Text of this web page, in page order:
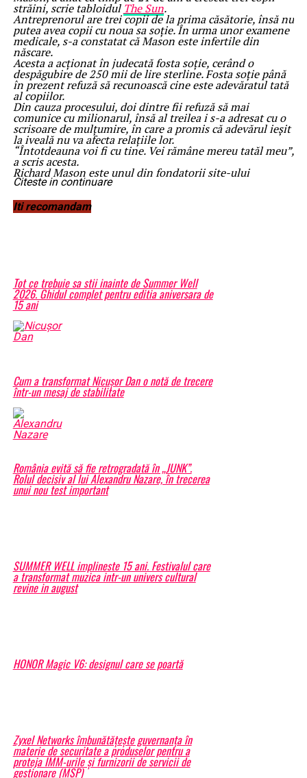
străini, scrie tabloidul The Sun.
Antreprenorul are trei copii de la prima căsătorie, însă nu
putea avea copii cu noua sa soție. În urma unor examene
medicale, s-a constatat că Mason este infertile din
născare.
Acesta a acționat în judecată fosta soție, cerând o
despăgubire de 250 mii de lire sterline. Fosta soție până
în prezent refuză să recunoască cine este adevăratul tată
al copiilor.
Din cauza procesului, doi dintre fii refuză să mai
comunice cu milionarul, însă al treilea i s-a adresat cu o
scrisoare de mulțumire, în care a promis că adevărul ieșit
la iveală nu va afecta relațiile lor.
“Întotdeauna voi fi cu tine. Vei rămâne mereu tatăl meu”,
a scris acesta.
Richard Mason este unul din fondatorii site-ului
MoneySupermarket.com, specializat pe compararea
se ridică la o valoare de 10 milioane de lire sterline.
BrailaMEA.ro
| BrailaMEA
Nu ratati
Partidul lui Le Pen cere alegeri parlamentare anticipate |
BrailaMEA
Citeste in continuare
Iti recomandam
Tot ce trebuie sa stii inainte de Summer Well
2026. Ghidul complet pentru editia aniversara de
15 ani
Cum a transformat Nicușor Dan o notă de trecere
într-un mesaj de stabilitate
România evită să fie retrogradată în „JUNK”.
Rolul decisiv al lui Alexandru Nazare, în trecerea
unui nou test important
SUMMER WELL implineste 15 ani. Festivalul care
a transformat muzica intr-un univers cultural
revine in august
HONOR Magic V6: designul care se poartă
Zyxel Networks îmbunătățește guvernanța în
materie de securitate a produselor pentru a
proteja IMM-urile și furnizorii de servicii de
gestionare (MSP)